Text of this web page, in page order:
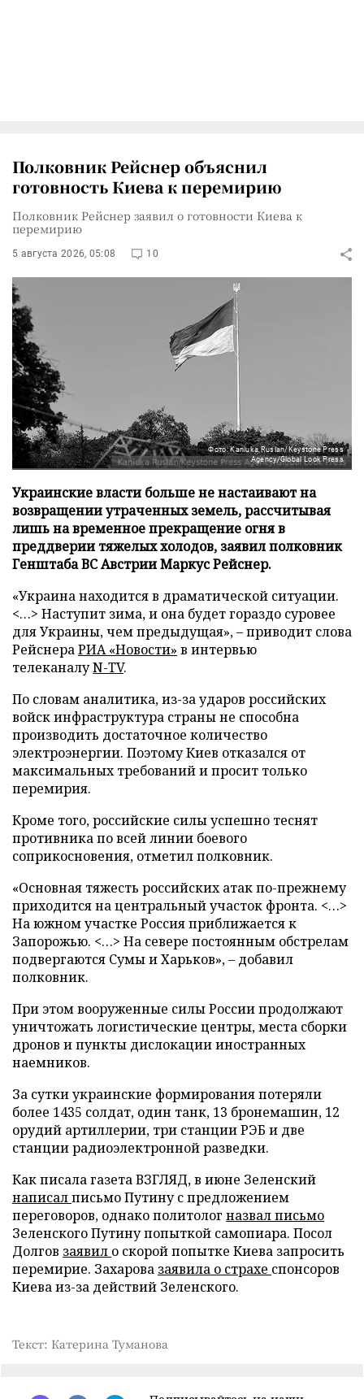
Полковник Рейснер объяснил
готовность Киева к перемирию
Полковник Рейснер заявил о готовности Киева к
перемирию
5 августа 2026, 05:08 10
Фото: Kaniuka Ruslan/Keystone Press
Agency/Global Look Press
Украинские власти больше не настаивают на
возвращении утраченных земель, рассчитывая
лишь на временное прекращение огня в
преддверии тяжелых холодов, заявил полковник
Генштаба ВС Австрии Маркус Рейснер.
«Украина находится в драматической ситуации.
<…> Наступит зима, и она будет гораздо суровее
для Украины, чем предыдущая», – приводит слова
РейснераРИА «Новости» в интервью
телеканалуN-TV.
По словам аналитика, из-за ударов российских
войск инфраструктура страны не способна
производить достаточное количество
электроэнергии. Поэтому Киев отказался от
максимальных требований и просит только
перемирия.
Кроме того, российские силы успешно теснят
противника по всей линии боевого
соприкосновения, отметил полковник.
«Основная тяжесть российских атак по-прежнему
приходится на центральный участок фронта. <…>
На южном участке Россия приближается к
Запорожью. <…> На севере постоянным обстрелам
подвергаются Сумы и Харьков», – добавил
полковник.
При этом вооруженные силы России продолжают
уничтожать логистические центры, места сборки
дронов и пункты дислокации иностранных
наемников.
За сутки украинские формирования потеряли
более 1435 солдат, один танк, 13 бронемашин, 12
орудий артиллерии, три станции РЭБ и две
станции радиоэлектронной разведки.
Как писала газета ВЗГЛЯД, в июне Зеленский
написалписьмо Путину с предложением
переговоров, однако политолог назвал письмо
Зеленского Путину попыткой самопиара. Посол
Долгов заявил о скорой попытке Киева запросить
перемирие. Захарова заявила о страхе спонсоров
Киева из-за действий Зеленского.
Текст: Катерина Туманова